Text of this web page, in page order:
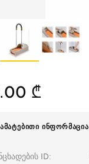
₾
ᲘᲜᲤᲝᲠᲛᲐᲪᲘᲐ
ID